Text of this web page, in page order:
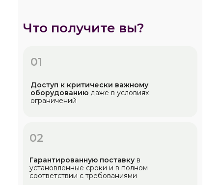
Что получите вы?
01
Доступ к критически важному
оборудованиюдаже в условиях
ограничений
02
Гарантированную поставкув
установленные сроки и в полном
соответствии с требованиями